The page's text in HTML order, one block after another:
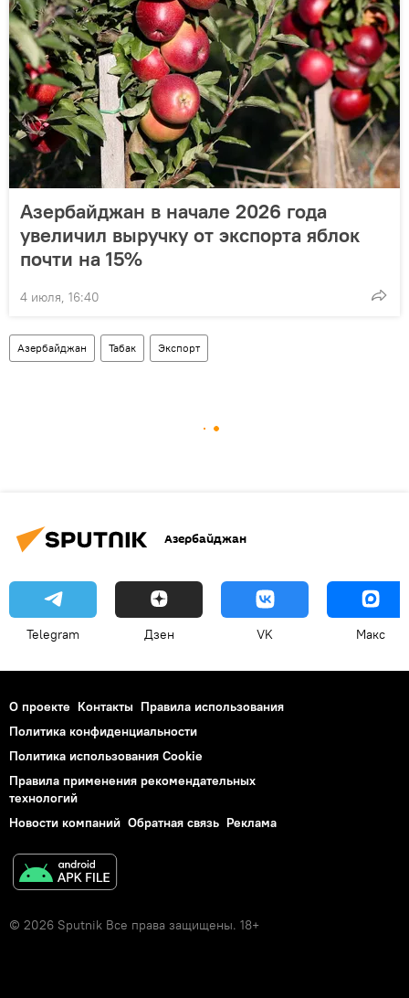
Азербайджан в начале 2026 года
увеличил выручку от экспорта яблок
почти на 15%
4 июля, 16:40
Азербайджан Табак Экспорт
Азербайджан
Telegram Дзен VK Макс
О проекте Контакты Правила использования
Политика конфиденциальности
Политика использования Cookie
Правила применения рекомендательных
технологий
Новости компаний Обратная связь Реклама
© 2026 Sputnik Все права защищены. 18+